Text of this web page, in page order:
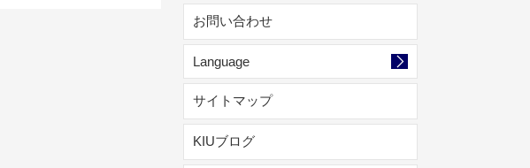
お問い合わせ
Language
サイトマップ
KIUブログ